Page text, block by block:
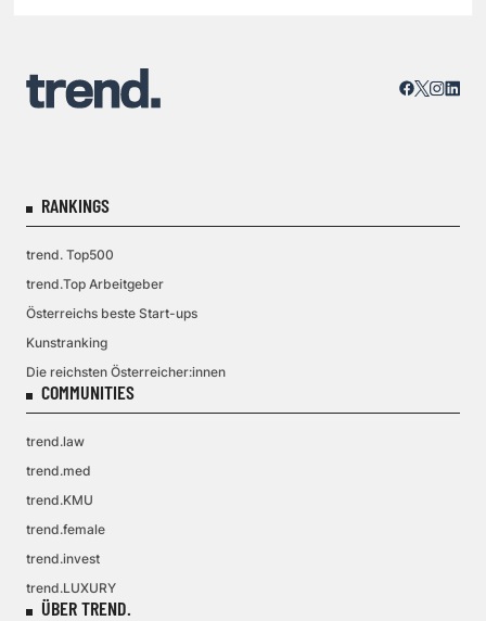
RANKINGS
trend. Top500
trend.Top Arbeitgeber
Österreichs beste Start-ups
Kunstranking
Die reichsten Österreicher:innen
COMMUNITIES
trend.law
trend.med
trend.KMU
trend.female
trend.invest
trend.LUXURY
ÜBER TREND.